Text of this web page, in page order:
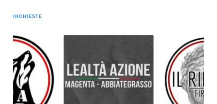
INCHIESTE